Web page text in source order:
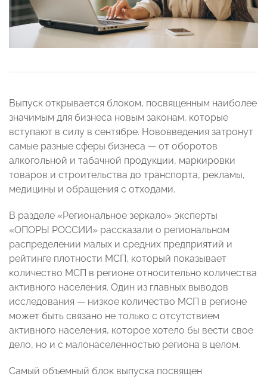
Выпуск открывается блоком, посвященным наиболее
значимым для бизнеса новым законам, которые
вступают в силу в сентябре. Нововведения затронут
самые разные сферы бизнеса — от оборотов
алкогольной и табачной продукции, маркировки
товаров и строительства до транспорта, рекламы,
медицины и обращения с отходами.
В разделе «Региональное зеркало» эксперты
«ОПОРЫ РОССИИ» рассказали о региональном
распределении малых и средних предприятий и
рейтинге плотности МСП, который показывает
количество МСП в регионе относительно количества
активного населения. Один из главных выводов
исследования — низкое количество МСП в регионе
может быть связано не только с отсутствием
активного населения, которое хотело бы вести свое
дело, но и с малонаселенностью региона в целом.
Самый объемный блок выпуска посвящен